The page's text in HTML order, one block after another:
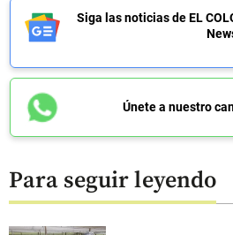
Siga las noticias de EL
Únete a nuestro
Para seguir leyendo